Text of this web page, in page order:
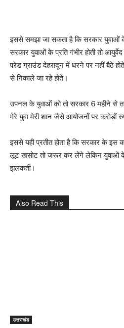
इससे समझा जा सकता है कि सरकार युवाओं के
सरकार युवाओं के प्रति गंभीर होती तो
परेड ग्राउंड देहरादून में धरने पर नहीं बैठे
से निकाले जा रहे होते।
उपनल के युवाओं को तो सरकार 6 महीने से
मेरे युवा मेरी शान जैसे आयोजनों पर करोड़ों
इससे यही प्रतीत होता है कि सरकार के
लूट खसोट तो जरूर कर लेंगे लेकिन युवाओं के
झलकती।
Also Read This
उत्तराखंड